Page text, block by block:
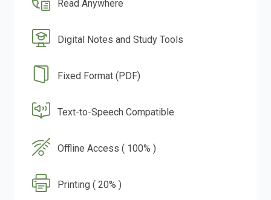
Read Anywhere
Digital Notes and Study Tools
Fixed Format (PDF)
Text-to-Speech Compatible
Offline Access ( 100% )
Printing ( 20% )